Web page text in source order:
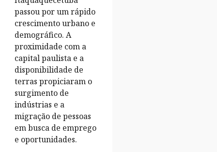
passou por um rápido
crescimento urbano e
demográfico. A
proximidade com a
capital paulista e a
disponibilidade de
terras propiciaram o
surgimento de
indústrias e a
migração de pessoas
em busca de emprego
e oportunidades.